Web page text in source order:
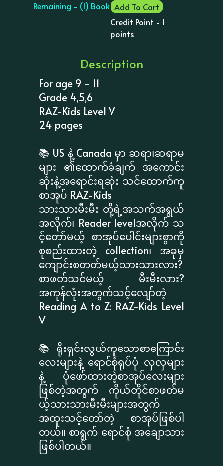
Remaining - (1) Book Add To Cart
Credit Point - 1
points
Description
For age 9 - 11
Grade 4,5,6
RAZ-Kids Level V
24 pages
📚 US နဲ့ Canada မှာ ဆရာ၊ဆရာမ
များ ၏ထောက်ခံချက် အကောင်း
ဆုံးနဲ့အရောင်းရဆုံး သင်ထောက်ကူ
စာအုပ် RAZ-Kids
သားသားမီးမီး တို့ရဲ့အသက်အရွယ်
အလိုက်၊ Reader levelအလိုက် သ
င့်တော်မယ့် စာအုပ်ပေါင်းများစွာကို
စုစည်းထားတဲ့ collection၊ အခုမှ
ကျောင်းစတတ်မယ့်သားသားလား?
စာဖတ်သင်မယ့် မီးမီးလား?
အကုန်လုံးအတွက်သင့်လျော်တဲ့
Reading A to Z: RAZ-Kids Level
V
📚 ရိုးရှင်းလွယ်ကူသောစာကြောင်း
လေးများနဲ့ ရောင်စုံရုပ်ပုံ လှလှများ
နဲ့ ပုံဖော်ထားတဲ့စာအုပ်လေးများ
ဖြစ်တဲ့အတွက် ကိုယ်တိုင်စာဖတ်မ
ယ့်သားသားမီးမီးများအတွက်
အထူးသင့်တော်တဲ့ စာအုပ်ဖြစ်ပါ
တယ်။ စာရွက် ရောင်စုံ အချောသား
ဖြစ်ပါတယ်။